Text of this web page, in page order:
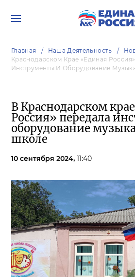
Главная Наша Деятельность
Краснодарском Крае «Единая
Инструменты И Оборудование
В Краснодарском
Россия» передала
оборудование
школе
10 сентября 2024, 11:40